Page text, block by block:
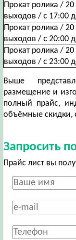
Прокат ролика / 20
выходов / с 17:00
Прокат ролика / 20
выходов / с 20:00
Прокат ролика / 20
выходов / с 23:00
Выше
размещение и
полный прайс,
объёмные скидки,
Запросить
Прайс лист вы